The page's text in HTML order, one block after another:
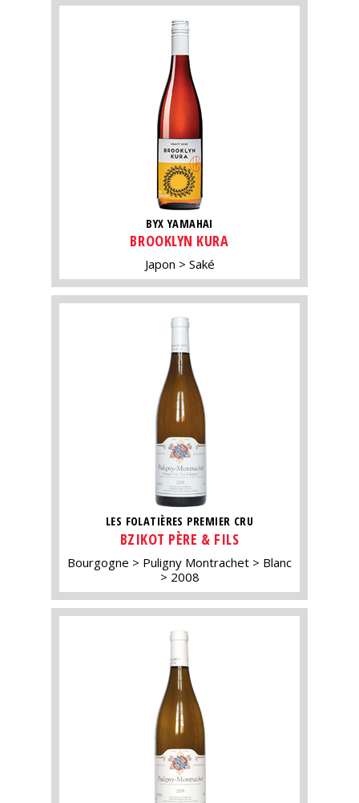
BYX YAMAHAI
BROOKLYN KURA
Japon Saké
LES FOLATIÈRES PREMIER CRU
BZIKOT PÈRE & FILS
Bourgogne Puligny Montrachet
Blanc
2008